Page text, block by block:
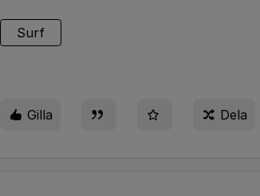
Surf
Gilla Dela